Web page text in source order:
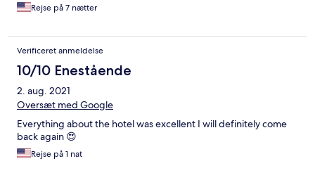
Rejse på 7 nætter
Verificeret anmeldelse
10/10 Enestående
2. aug. 2021
Oversæt med Google
Everything about the hotel was excellent I will definitely come
back again 😍
Rejse på 1 nat